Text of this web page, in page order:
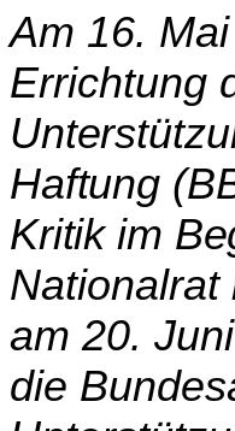
Am 16.
Errichtung
Haftung
Kritik im
Nationalrat
am 20.
die